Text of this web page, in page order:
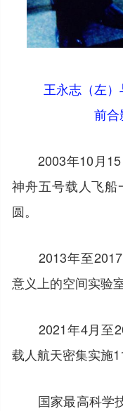
王永志（左）
前合
2003年10月15
神舟五号载人飞
圆。
2013年至2017
意义上的空间实验
2021年4月至
载人航天密集实施
国家最高科学技